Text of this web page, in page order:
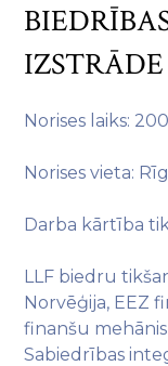
IZSTRĀDE
Norises laiks:
Norises vieta:
Darba kārtība
LLF biedru
Norvēģija, EEZ
finanšu
Sabiedrības